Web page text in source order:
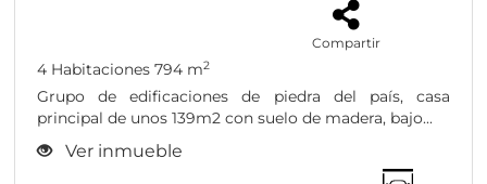
Compartir
4 Habitaciones 794 m2
Grupo de edificaciones de piedra del país, casa
principal de unos 139m2 con suelo de madera, bajo...
Ver inmueble